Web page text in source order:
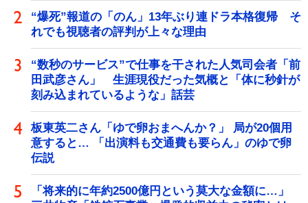
“爆死”報道の「のん」13年ぶり連ドラ本格復帰 そ
れでも視聴者の評判が上々な理由
“数秒のサービス”で仕事を干された人気司会者「前
田武彦さん」 生涯現役だった気概と「体に秒針が
刻み込まれているような」話芸
板東英二さん「ゆで卵おまへんか？」 局が20個用
意すると… 「出演料も交通費も要らん」のゆで卵
伝説
「将来的に年約2500億円という莫大な金額に…」